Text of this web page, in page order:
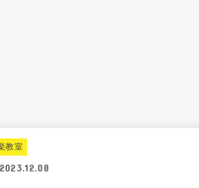
教室
2023.12.08